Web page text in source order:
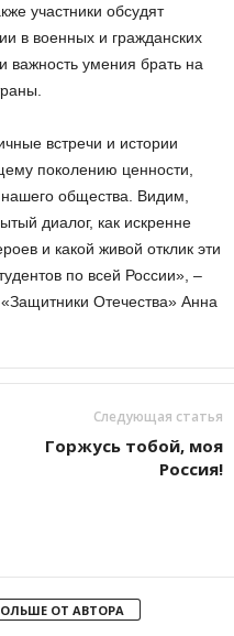
участники обсудят
в военных и гражданских
важность умения брать на
встречи и истории
поколению ценности,
общества. Видим,
диалог, как искренне
и какой живой отклик эти
по всей России», –
Отечества» Анна
Следующая статья
Горжусь тобой, моя
Россия!
ОТ АВТОРА